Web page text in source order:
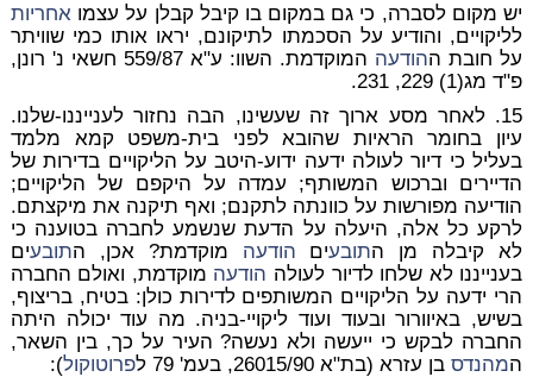
יש מקום לסברה, כי גם במקום בו קיבל קבלן על עצמו אחריות
לליקויים, והודיע על הסכמתו לתיקונם, יראו אותו כמי שוויתר
על חובת ההודעה
המוקדמת. השוו: ע"א 559/87 חשאי נ' רונן,
פ"ד מג(1) 229, 231.
15. לאחר מסע ארוך זה שעשינו, הבה נחזור לענייננו-שלנו.
עיון בחומר הראיות שהובא לפני בית-משפט קמא מלמד
בעליל כי דיור לעולה ידעה ידוע-היטב על הליקויים בדירות של
הדיירים וברכוש המשותף; עמדה על היקפם של הליקויים;
הודיעה מפורשות על כוונתה לתקנם; ואף תיקנה את מיקצתם.
לרקע כל אלה, היעלה על הדעת שנשמע לחברה בטוענה כי
לא קיבלה מן התובעים הודעה מוקדמת? אכן, התובעים
בענייננו לא שלחו לדיור לעולה הודעה מוקדמת, ואולם החברה
הרי ידעה על הליקויים המשותפים לדירות כולן: בטיח, בריצוף,
בשיש, באיוורור ובעוד ועוד ליקויי-בניה. מה עוד יכולה היתה
החברה לבקש כי ייעשה ולא נעשה? העיר על כך, בין השאר,
המהנדסבן עזרא (בת"א 26015/90, בעמ' 79 ל פרוטוקול):